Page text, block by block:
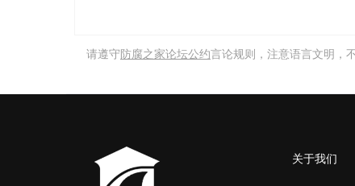
请遵守 防腐之家论坛公约言论规则，注意语言文明，
关于我们